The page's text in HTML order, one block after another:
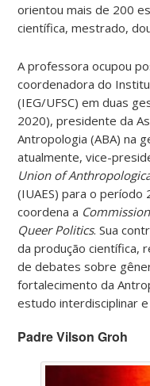
orientou mais de 200
científica, mestrado,
A professora ocupou
coordenadora do
(IEG/UFSC) em duas
2020), presidente da
Antropologia (ABA) na
atualmente, vice-
Union of
(IUAES) para o
coordena a
Queer Politics. Sua
da produção científica,
de debates sobre
fortalecimento da
estudo interdisciplinar
Padre Vilson Groh